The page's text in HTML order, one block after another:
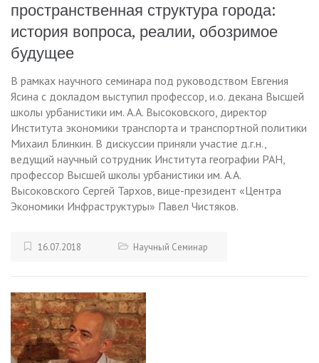
пространственная структура города:
история вопроса, реалии, обозримое
будущее
В рамках научного семинара под руководством Евгения
Ясина с докладом выступил профессор, и.о. декана Высшей
школы урбанистики им. А.А. Высоковского, директор
Института экономики транспорта и транспортной политики
Михаил Блинкин. В дискуссии приняли участие д.г.н.,
ведущий научный сотрудник Института географии РАН,
профессор Высшей школы урбанистики им. А.А.
Высоковского Сергей Тархов, вице-президент «Центра
Экономики Инфраструктуры» Павел Чистяков.
16.07.2018 Научный Семинар